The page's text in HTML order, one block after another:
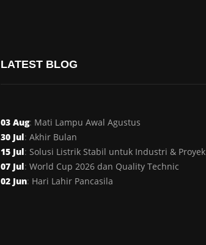
LATEST BLOG
03 Aug: Mati Lampu Awal Agustus
30 Jul: Akhir Bulan
15 Jul: Solusi Listrik Stabil untuk Industri & Proyek
07 Jul: World Cup 2026 dan Quality Technic
02 Jun: Hari Lahir Pancasila